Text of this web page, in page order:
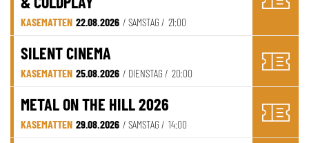
KASEMATTEN 22.08.2026 / SAMSTAG / 21:00
SILENT CINEMA
KASEMATTEN 25.08.2026 / DIENSTAG / 20:00
METAL ON THE HILL 2026
KASEMATTEN 29.08.2026 / SAMSTAG / 14:00